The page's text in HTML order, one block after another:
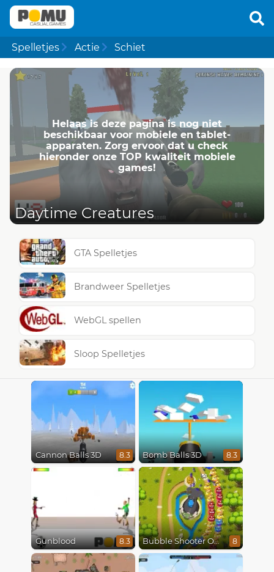
Spelletjes Actie Schiet
Helaas is deze pagina is nog niet
beschikbaar voor mobiele en tablet-
apparaten. Zorg ervoor dat u check
hieronder onze TOP kwaliteit mobiele
games!
Daytime Creatures
GTA Spelletjes
Brandweer Spelletjes
WebGL spellen
Sloop Spelletjes
Cannon Balls 3D 8.3 Bomb Balls 3D 8.3
Gunblood 8.3 Bubble Shooter Online 8